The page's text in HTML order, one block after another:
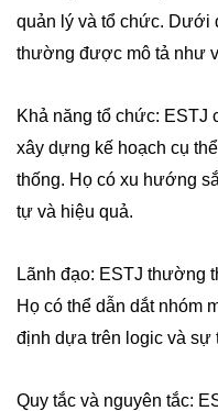
quản lý và tổ chức. Dưới
thường được mô tả như
Khả năng tổ chức: ESTJ
xây dựng kế hoạch cụ
thống. Họ có xu hướng
tự và hiệu quả.
Lãnh đạo: ESTJ thường
Họ có thể dẫn dắt nhóm
định dựa trên logic và sự
Quy tắc và nguyên tắc: